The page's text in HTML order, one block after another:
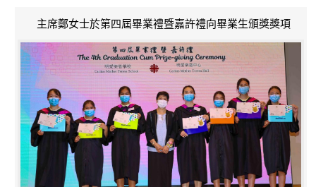
主席鄭女士於第四屆畢業禮暨嘉許禮向畢業生頒獎獎項